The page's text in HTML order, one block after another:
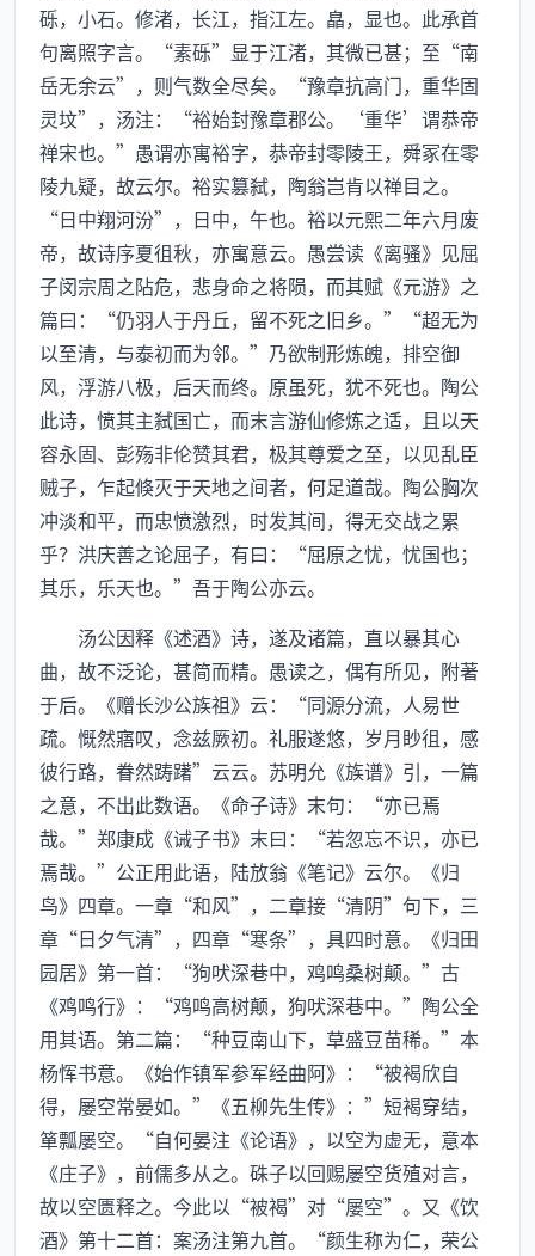
砾，小石。修渚，长江，指江左。皛，显也。此承首
句离照字言。“素砾”显于江渚，其微已甚；至“南
岳无余云”，则气数全尽矣。“豫章抗高门，重华固
灵坟”，汤注：“裕始封豫章郡公。‘重华’谓恭帝
禅宋也。”愚谓亦寓裕字，恭帝封零陵王，舜冢在零
陵九疑，故云尔。裕实篡弑，陶翁岂肯以禅目之。
“日中翔河汾”，日中，午也。裕以元熙二年六月废
帝，故诗序夏徂秋，亦寓意云。愚尝读《离骚》见屈
子闵宗周之阽危，悲身命之将陨，而其赋《元游》之
篇曰：“仍羽人于丹丘，留不死之旧乡。”“超无为
以至清，与泰初而为邻。”乃欲制形炼魄，排空御
风，浮游八极，后天而终。原虽死，犹不死也。陶公
此诗，愤其主弑国亡，而末言游仙修炼之适，且以天
容永固、彭殇非伦赞其君，极其尊爱之至，以见乱臣
贼子，乍起倏灭于天地之间者，何足道哉。陶公胸次
冲淡和平，而忠愤激烈，时发其间，得无交战之累
乎？洪庆善之论屈子，有曰：“屈原之忧，忧国也；
其乐，乐天也。”吾于陶公亦云。
汤公因释《述酒》诗，遂及诸篇，直以暴其心
曲，故不泛论，甚简而精。愚读之，偶有所见，附著
于后。《赠长沙公族祖》云：“同源分流，人易世
疏。慨然寤叹，念兹厥初。礼服遂悠，岁月眇徂，感
彼行路，眷然踌躇”云云。苏明允《族谱》引，一篇
之意，不出此数语。《命子诗》末句：“亦已焉
哉。”郑康成《诫子书》末曰：“若忽忘不识，亦已
焉哉。”公正用此语，陆放翁《笔记》云尔。《归
鸟》四章。一章“和风”，二章接“清阴”句下，三
章“日夕气清”，四章“寒条”，具四时意。《归田
园居》第一首：“狗吠深巷中，鸡鸣桑树颠。”古
《鸡鸣行》：“鸡鸣高树颠，狗吠深巷中。”陶公全
用其语。第二篇：“种豆南山下，草盛豆苗稀。”本
杨恽书意。《始作镇军参军经曲阿》：“被褐欣自
得，屡空常晏如。”《五柳先生传》：”短褐穿结，
箪瓢屡空。“自何晏注《论语》，以空为虚无，意本
《庄子》，前儒多从之。硃子以回赐屡空货殖对言，
故以空匮释之。今此以“被褐”对“屡空”。又《饮
酒》第十二首：案汤注第九首。“颜生称为仁，荣公